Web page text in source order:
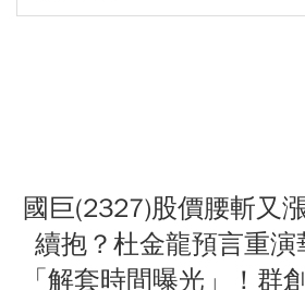
國巨(2327)股價腰斬又
續抱？杜金龍預言重演
「解套時間曝光」！群